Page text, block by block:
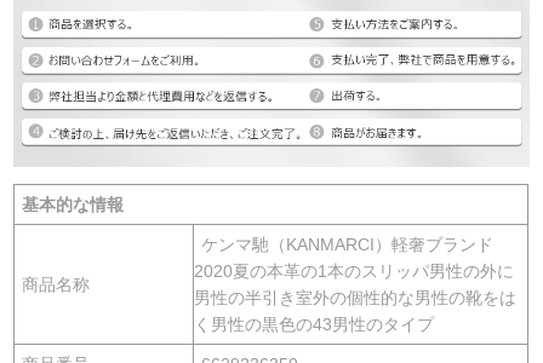
基本的な情報
商品名称
ケンマ馳（KANMARCI）軽奢ブランド
2020夏の本革の1本のスリッパ男性の外に
男性の半引き室外の個性的な男性の靴をは
く男性の黒色の43男性のタイプ